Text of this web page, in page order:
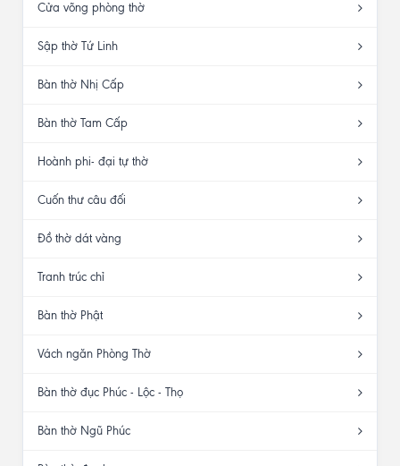
Cửa võng phòng thờ
Sập thờ Tứ Linh
Bàn thờ Nhị Cấp
Bàn thờ Tam Cấp
Hoành phi- đại tự thờ
Cuốn thư câu đối
Đồ thờ dát vàng
Tranh trúc chỉ
Bàn thờ Phật
Vách ngăn Phòng Thờ
Bàn thờ đục Phúc - Lộc - Thọ
Bàn thờ Ngũ Phúc